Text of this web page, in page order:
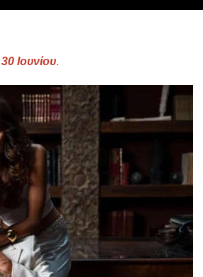
Ιουνίου.